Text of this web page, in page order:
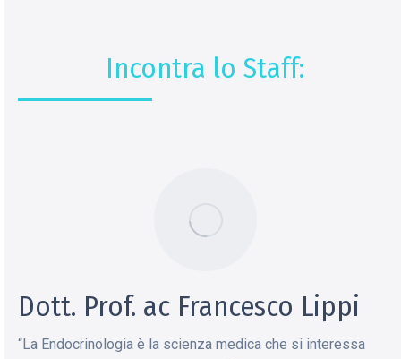
Incontra lo Staff:
Dott. Prof. ac Francesco Lippi
“La Endocrinologia è la scienza medica che si interessa